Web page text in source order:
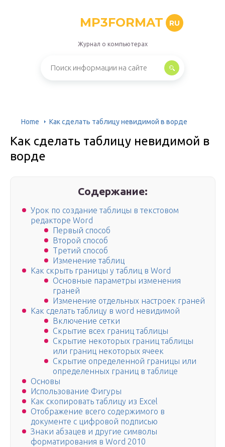
MP3FORMAT RU
Журнал о компьютерах
Home Как сделать таблицу невидимой в ворде
Как сделать таблицу невидимой в
ворде
Содержание:
Урок по создание таблицы в текстовом
редакторе Word
Первый способ
Второй способ
Третий способ
Изменение таблиц
Как скрыть границы у таблиц в Word
Основные параметры изменения
граней
Изменение отдельных настроек граней
Как сделать таблицу в word невидимой
Включение сетки
Скрытие всех границ таблицы
Скрытие некоторых границ таблицы
или границ некоторых ячеек
Скрытие определенной границы или
определенных границ в таблице
Основы
Использование Фигуры
Как скопировать таблицу из Excel
Отображение всего содержимого в
документе с цифровой подписью
Знаки абзацев и другие символы
форматирования в Word 2010